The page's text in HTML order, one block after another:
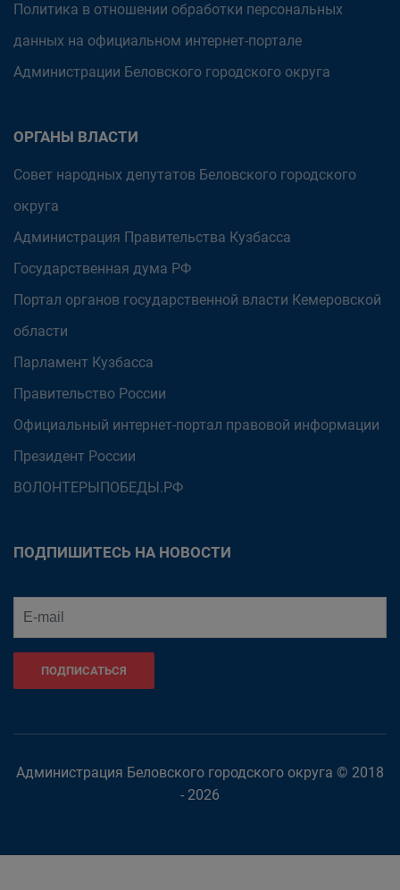
Политика в отношении обработки персональных
данных на официальном интернет-портале
Администрации Беловского городского округа
ОРГАНЫ ВЛАСТИ
Совет народных депутатов Беловского городского
округа
Администрация Правительства Кузбасса
Государственная дума РФ
Портал органов государственной власти Кемеровской
области
Парламент Кузбасса
Правительство России
Официальный интернет-портал правовой информации
Президент России
ВОЛОНТЕРЫПОБЕДЫ.РФ
ПОДПИШИТЕСЬ НА НОВОСТИ
ПОДПИСАТЬСЯ
Администрация Беловского городского округа © 2018
- 2026